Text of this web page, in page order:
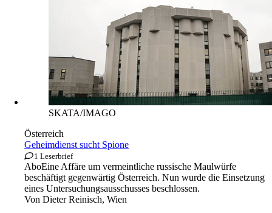
SKATA/IMAGO
Österreich
Geheimdienst sucht Spione
1 Leserbrief
AboEine Affäre um vermeintliche russische Maulwürfe
beschäftigt gegenwärtig Österreich. Nun wurde die Einsetzung
eines Untersuchungsausschusses beschlossen.
Von Dieter Reinisch, Wien